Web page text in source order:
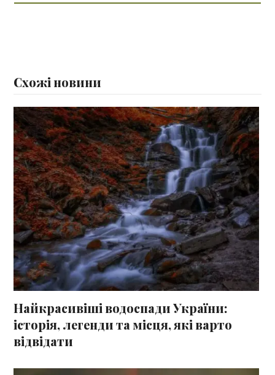
Схожі новини
Найкрасивіші водоспади України:
історія, легенди та місця, які варто
відвідати